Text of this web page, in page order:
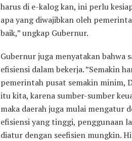
harus di e-kalog kan, ini perlu
apa yang diwajibkan oleh
baik,” ungkap Gubernur.
Gubernur juga menyatakan
efisiensi dalam bekerja. ”Semakin
pemerintah pusat semakin minim,
itu kita, karena sumber-sumber
maka daerah juga mulai mengatur
efisiensi yang tinggi, penggunaan
diatur dengan seefisien mungkin.